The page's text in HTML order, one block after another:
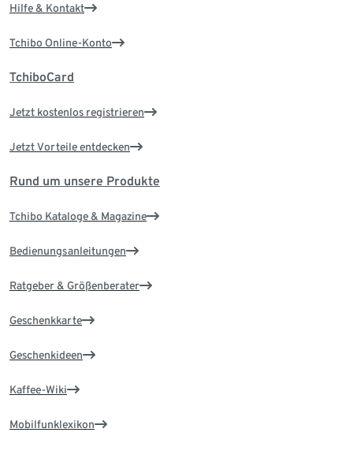
Hilfe & Kontakt
Tchibo Online-Konto
TchiboCard
Jetzt kostenlos registrieren
Jetzt Vorteile entdecken
Rund um unsere Produkte
Tchibo Kataloge & Magazine
Bedienungsanleitungen
Ratgeber & Größenberater
Geschenkkarte
Geschenkideen
Kaffee-Wiki
Mobilfunklexikon